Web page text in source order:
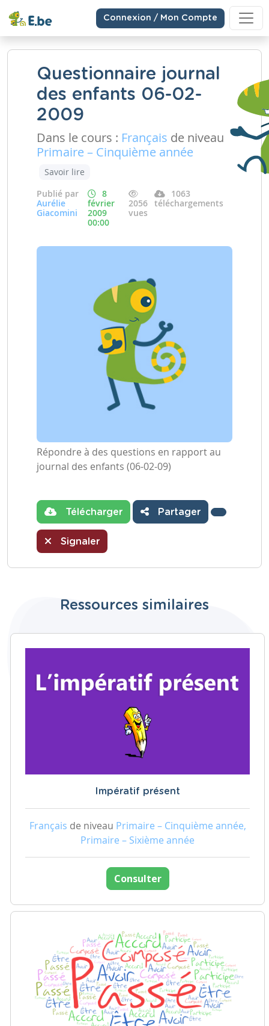
Connexion / Mon Compte
Questionnaire journal
des enfants 06-02-
2009
Dans le cours : Français de niveau
Primaire – Cinquième année
Savoir lire
Publié par
Aurélie
Giacomini
8
février
2009
00:00
2056
vues
1063
téléchargements
Répondre à des questions en rapport au
journal des enfants (06-02-09)
Télécharger Partager
Signaler
Ressources similaires
Impératif présent
Français de niveau Primaire – Cinquième année,
Primaire – Sixième année
Consulter